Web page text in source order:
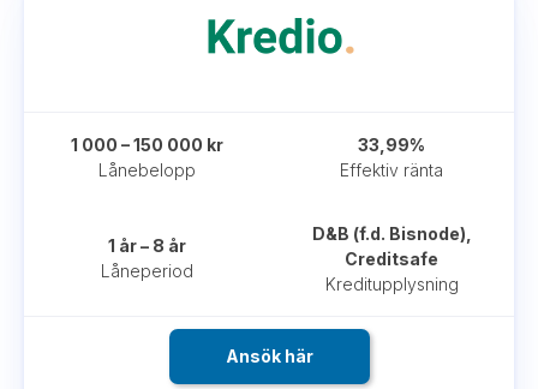
Lånebelopp
1 000 – 150 000 kr
Effektiv ränta
33,99%
Låneperiod
1 år – 8 år
Kreditupplysning
D&B (f.d. Bisnode),
Creditsafe
Ansök här